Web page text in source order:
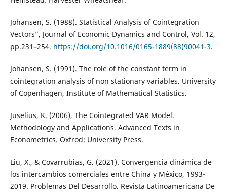
Johansen, S. (1988). Statistical Analysis of Cointegration
Vectors”, Journal of Economic Dynamics and Control, Vol. 12,
pp.231–254. https://doi.org/10.1016/0165-1889(88)90041-3.
Johansen, S. (1991). The role of the constant term in
cointegration analysis of non stationary variables. University
of Copenhagen, Institute of Mathematical Statistics.
Juselius, K. (2006), The Cointegrated VAR Model.
Methodology and Applications. Advanced Texts in
Econometrics. Oxfrod: University Press.
Liu, X., & Covarrubias, G. (2021). Convergencia dinámica de
los intercambios comerciales entre China y México, 1993-
2019. Problemas Del Desarrollo. Revista Latinoamericana De